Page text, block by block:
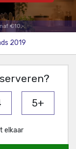
€10,-.
2019
5+
elkaar